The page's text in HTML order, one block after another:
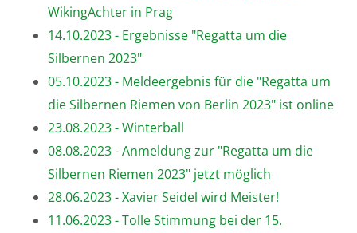
WikingAchter in Prag
14.10.2023 - Ergebnisse "Regatta um die
Silbernen 2023"
05.10.2023 - Meldeergebnis für die "Regatta um
die Silbernen Riemen von Berlin 2023" ist online
23.08.2023 - Winterball
08.08.2023 - Anmeldung zur "Regatta um die
Silbernen Riemen 2023" jetzt möglich
28.06.2023 - Xavier Seidel wird Meister!
11.06.2023 - Tolle Stimmung bei der 15.